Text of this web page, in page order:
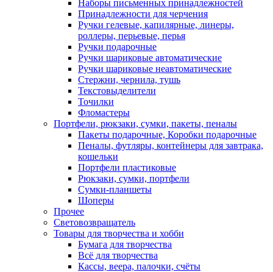
Наборы письменных принадлежностей
Принадлежности для черчения
Ручки гелевые, капилярные, линеры,
роллеры, перьевые, перья
Ручки подарочные
Ручки шариковые автоматические
Ручки шариковые неавтоматические
Стержни, чернила, тушь
Текстовыделители
Точилки
Фломастеры
Портфели, рюкзаки, сумки, пакеты, пеналы
Пакеты подарочные, Коробки подарочные
Пеналы, футляры, контейнеры для завтрака,
кошельки
Портфели пластиковые
Рюкзаки, сумки, портфели
Сумки-планшеты
Шоперы
Прочее
Световозвращатель
Товары для творчества и хобби
Бумага для творчества
Всё для творчества
Кассы, веера, палочки, счёты